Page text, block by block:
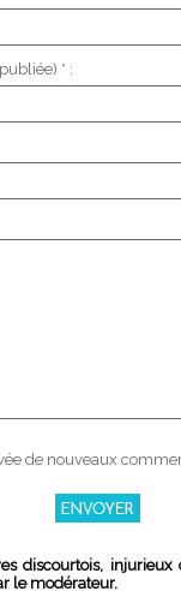
* :
de nouveaux
discourtois, injurieux
le modérateur.